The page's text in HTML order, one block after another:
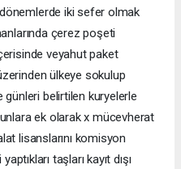
iki sefer olmak
çerez poşeti
veyahut paket
ülkeye sokulup
belirtilen kuryelerle
ek olarak x mücevherat
lisanslarını komisyon
taşları kayıt dışı